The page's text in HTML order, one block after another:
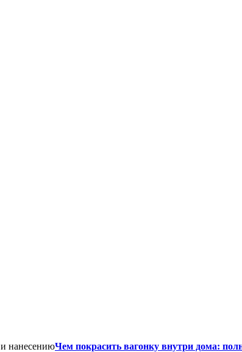
Чем покрасить вагонку внутри дома: